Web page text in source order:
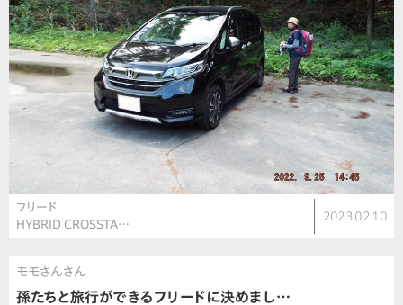
フリード
HYBRID CROSSTA…
2023.02.10
モモさんさん
孫たちと旅行ができるフリードに決めまし…